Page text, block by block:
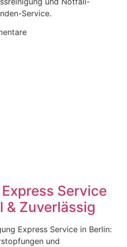
Service.
Service
& Zuverlässig
Express Service in Berlin:
und